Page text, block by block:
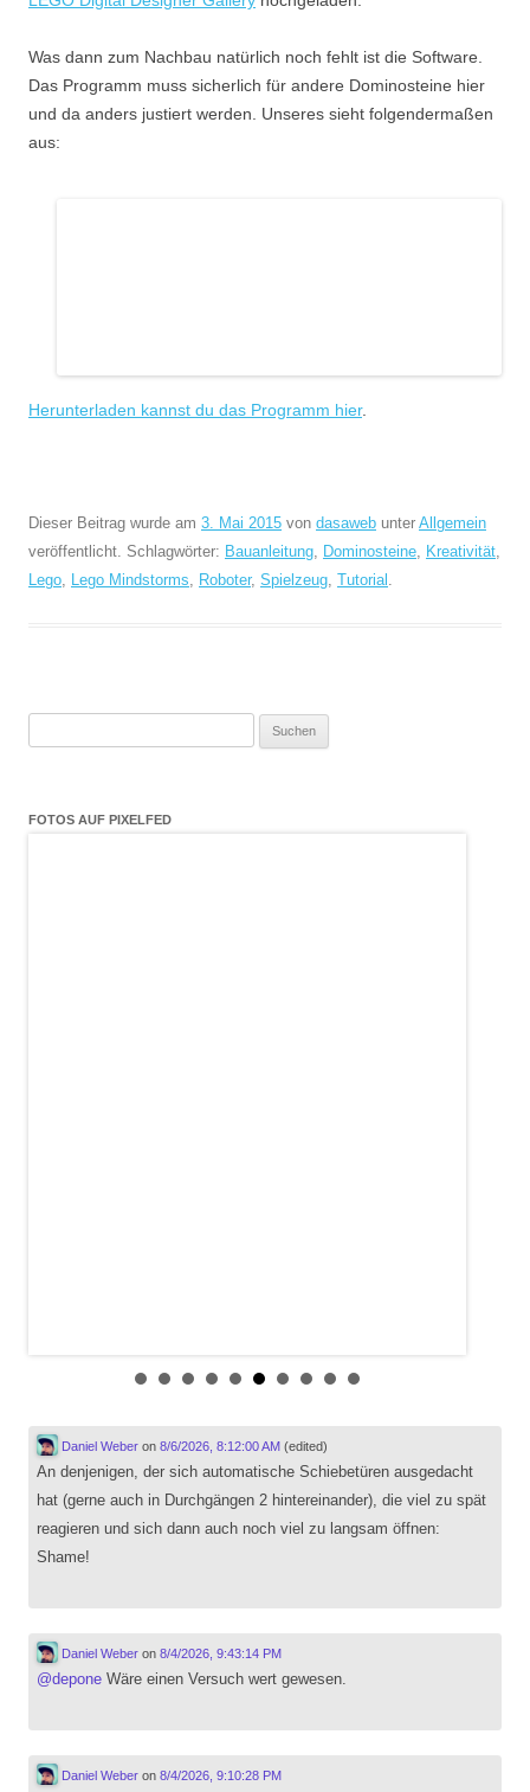
Was dann zum Nachbau natürlich noch fehlt ist die Software.
Das Programm muss sicherlich für andere Dominosteine hier
und da anders justiert werden. Unseres sieht folgendermaßen
aus:
Herunterladen kannst du das Programm hier.
Dieser Beitrag wurde am 3. Mai 2015 von dasaweb unter Allgemein
veröffentlicht. Schlagwörter: Bauanleitung, Dominosteine, Kreativität,
Lego, Lego Mindstorms, Roboter, Spielzeug, Tutorial .
FOTOS AUF PIXELFED
Daniel Weberon 8/6/2026, 8:12:00 AM (edited)
An denjenigen, der sich automatische Schiebetüren ausgedacht
hat (gerne auch in Durchgängen 2 hintereinander), die viel zu spät
reagieren und sich dann auch noch viel zu langsam öffnen:
Shame!
Daniel Weberon 8/4/2026, 9:43:14 PM
@depone Wäre einen Versuch wert gewesen.
Daniel Weberon 8/4/2026, 9:10:28 PM